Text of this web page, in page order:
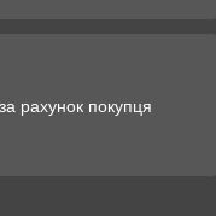
рахунок покупця